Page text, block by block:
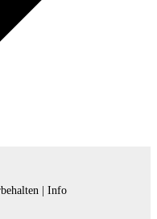
|
Info